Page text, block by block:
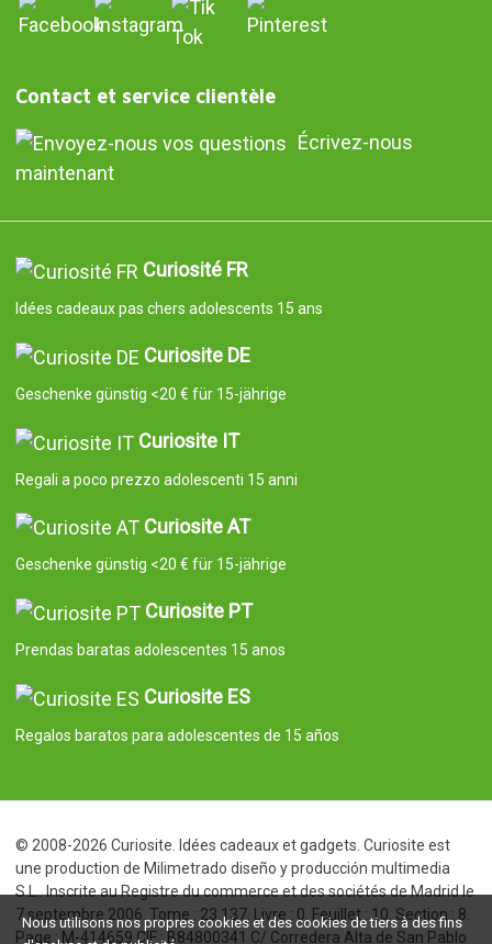
Contact et service clientèle
Écrivez-nous
maintenant
Curiosité FR
Idées cadeaux pas chers adolescents 15 ans
Curiosite DE
Geschenke günstig <20 € für 15-jährige
Curiosite IT
Regali a poco prezzo adolescenti 15 anni
Curiosite AT
Geschenke günstig <20 € für 15-jährige
Curiosite PT
Prendas baratas adolescentes 15 anos
Curiosite ES
Regalos baratos para adolescentes de 15 años
© 2008-2026 Curiosite. Idées cadeaux et gadgets. Curiosite est
une production de Milimetrado diseño y producción multimedia
S.L.. Inscrite au Registre du commerce et des sociétés de Madrid le
7 septembre 2006. Tome : 23.137. Livre : 0. Feuillet : 10. Section : 8.
Page : M-414659 CIF : B84800341 C/ Corredera Alta de San Pablo
Nous utilisons nos propres cookies et des cookies de tiers à des fins